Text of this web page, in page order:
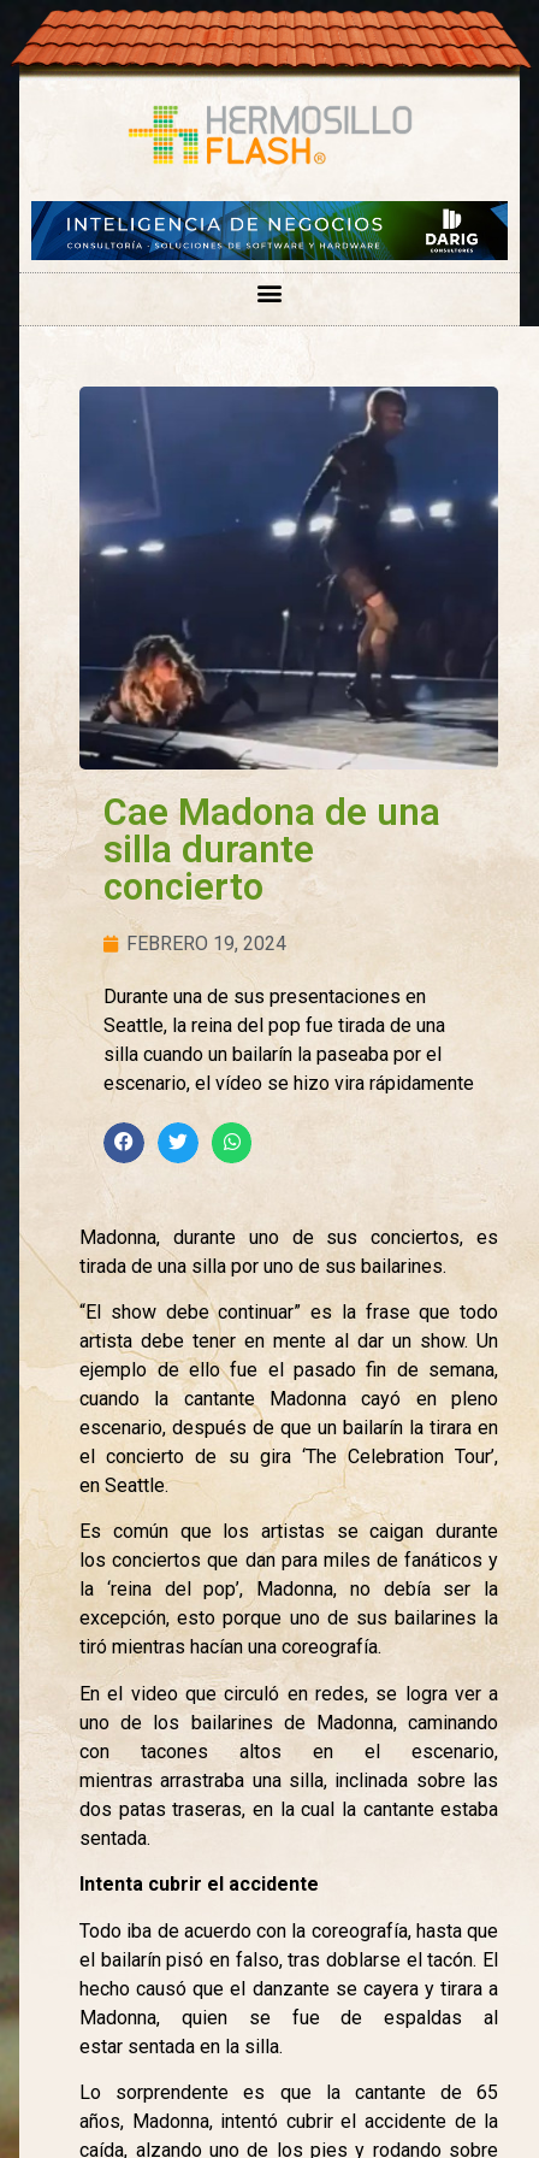
Cae Madona de una
silla durante
concierto
FEBRERO 19, 2024
Durante una de sus presentaciones en
Seattle, la reina del pop fue tirada de una
silla cuando un bailarín la paseaba por el
escenario, el vídeo se hizo vira rápidamente
Madonna, durante uno de sus conciertos, es
tirada de una silla por uno de sus bailarines.
“El show debe continuar” es la frase que todo
artista debe tener en mente al dar un show. Un
ejemplo de ello fue el pasado fin de semana,
cuando la cantante Madonna cayó en pleno
escenario, después de que un bailarín la tirara en
el concierto de su gira ‘The Celebration Tour’,
en Seattle.
Es común que los artistas se caigan durante
los conciertos que dan para miles de fanáticos y
la ‘reina del pop’, Madonna, no debía ser la
excepción, esto porque uno de sus bailarines la
tiró mientras hacían una coreografía.
En el video que circuló en redes, se logra ver a
uno de los bailarines de Madonna, caminando
con tacones altos en el escenario,
mientras arrastraba una silla, inclinada sobre las
dos patas traseras, en la cual la cantante estaba
sentada.
Intenta cubrir el accidente
Todo iba de acuerdo con la coreografía, hasta que
el bailarín pisó en falso, tras doblarse el tacón. El
hecho causó que el danzante se cayera y tirara a
Madonna, quien se fue de espaldas al
estar sentada en la silla.
Lo sorprendente es que la cantante de 65
años, Madonna, intentó cubrir el accidente de la
caída, alzando uno de los pies y rodando sobre